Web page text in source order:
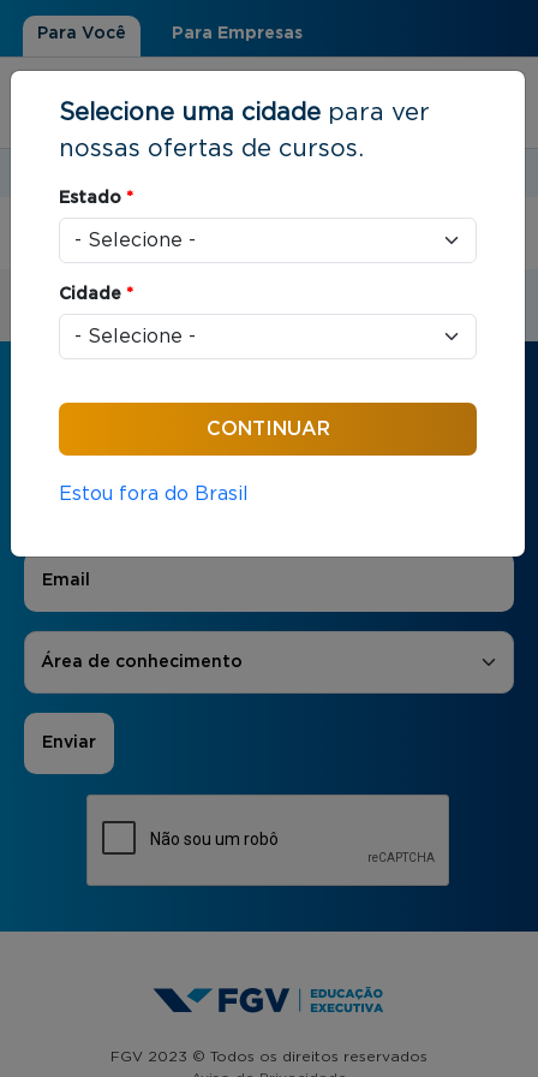
Para Você Para Empresas
Você está aqui
Receba informações sobre os cursos
E-mail*
Áreas de Interesse
Área de conhecimento
FGV 2023 © Todos os direitos reservados
Selecione uma cidade para ver
nossas ofertas de cursos.
Estado *
Cidade *
Estou fora do Brasil